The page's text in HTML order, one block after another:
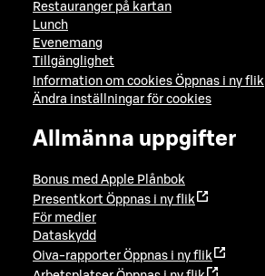
Restauranger på kartan
Lunch
Evenemang
Tillgänglighet
Information om cookies Öppnas i ny flik
Ändra inställningar för cookies
Allmänna uppgifter
Bonus med Apple Plånbok
Presentkort Öppnas i ny flik
För medier
Dataskydd
Oiva-rapporter Öppnas i ny flik